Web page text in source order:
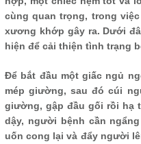
cùng quan trọng, trong
xương khớp gây ra. Dưới
hiện để cải thiện tình trạng
Để bắt đầu một giấc ngủ
mép giường, sau đó cúi
giường, gập đầu gối rồi hạ
dậy, người bệnh cần
uốn cong lại và đẩy người